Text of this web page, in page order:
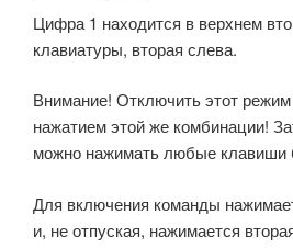
Цифра 1 находится в верхнем
клавиатуры, вторая слева.
Внимание! Отключить этот
нажатием этой же комбинации!
можно нажимать любые клавиши
Для включения команды
и, не отпуская, нажимается